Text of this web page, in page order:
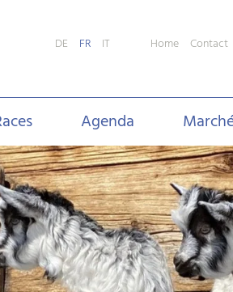
DE FR IT Home Contact
Agenda